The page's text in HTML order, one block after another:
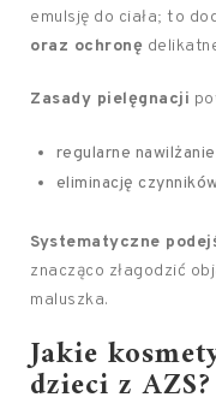
emulsję do ciała; to
oraz ochronę
Zasady pielęgnacji
regularne
eliminację
Systematyczne
znacząco złagodzić
maluszka.
Jakie
dzieci z AZS?